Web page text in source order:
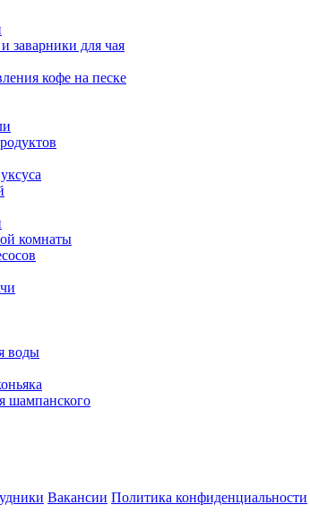
заварники для чая
кофе на песке
комнаты
воды
шампанского
Вакансии Политика конфиденциальности